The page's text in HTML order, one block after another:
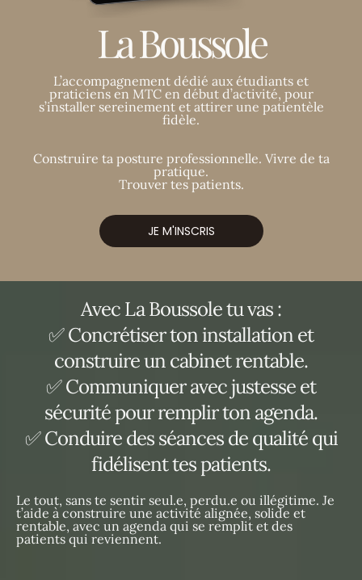
La Boussole
L’accompagnement dédié aux étudiants et
praticiens en MTC en début d’activité, pour
s’installer sereinement et attirer une patientèle
fidèle.
Construire ta posture professionnelle. Vivre de ta
pratique.
Trouver tes patients.
JE M'INSCRIS
Avec La Boussole tu vas :
✅ Concrétiser ton installation et
construire un cabinet rentable.
✅ Communiquer avec justesse et
sécurité pour remplir ton agenda.
✅ Conduire des séances de qualité qui
fidélisent tes patients.
Le tout, sans te sentir seul.e, perdu.e ou illégitime. Je
t’aide à construire une activité alignée, solide et
rentable, avec un agenda qui se remplit et des
patients qui reviennent.